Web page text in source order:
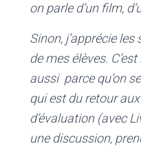
on parle d’un film,
Sinon, j’apprécie
de mes élèves.
aussi parce qu’on
qui est du retour
d’évaluation (avec
une discussion,